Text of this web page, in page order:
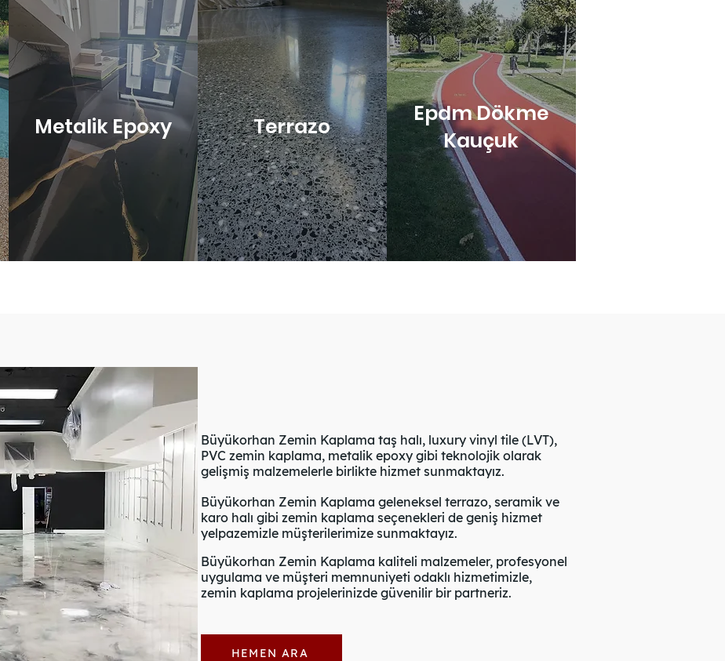
Metalik Epoxy Terrazo
Epdm Dökme
Kauçuk
Büyükorhan Zemin Kaplama taş halı, luxury vinyl tile (LVT),
PVC zemin kaplama, metalik epoxy gibi teknolojik olarak
gelişmiş malzemelerle birlikte hizmet sunmaktayız.
Büyükorhan Zemin Kaplama geleneksel terrazo, seramik ve
karo halı gibi zemin kaplama seçenekleri de geniş hizmet
yelpazemizle müşterilerimize sunmaktayız.
Büyükorhan Zemin Kaplama kaliteli malzemeler, profesyonel
uygulama ve müşteri memnuniyeti odaklı hizmetimizle,
zemin kaplama projelerinizde güvenilir bir partneriz.
HEMEN ARA